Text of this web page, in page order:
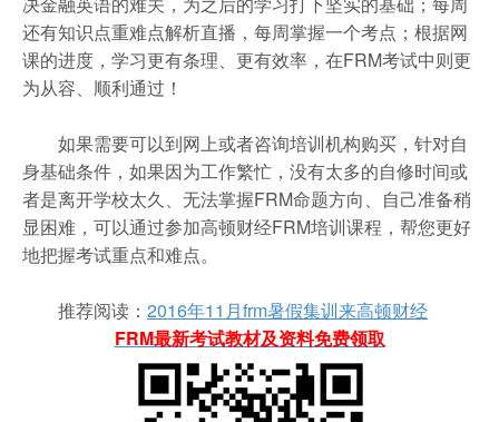
还有知识点重难点解析直播，每周掌握一个考点；根据网
课的进度，学习更有条理、更有效率，在FRM考试中则更
为从容、顺利通过！
如果需要可以到网上或者咨询培训机构购买，针对自
身基础条件，如果因为工作繁忙，没有太多的自修时间或
者是离开学校太久、无法掌握FRM命题方向、自己准备稍
显困难，可以通过参加高顿财经FRM培训课程，帮您更好
地把握考试重点和难点。
推荐阅读： 2016年11月frm暑假集训来高顿财经
FRM最新考试教材及资料免费领取